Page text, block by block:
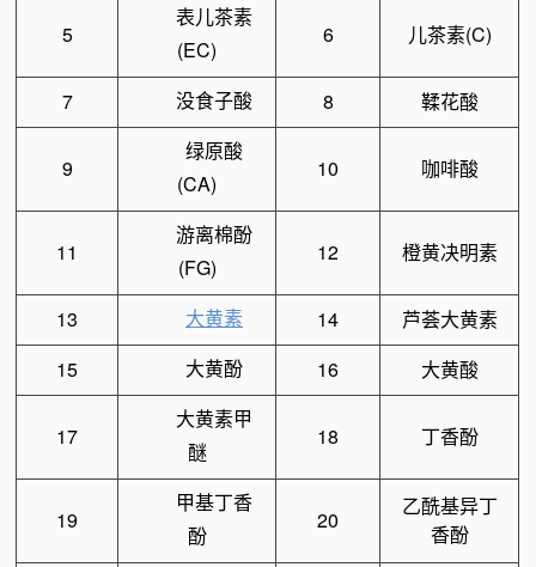
5
表儿茶素
(EC)
6 儿茶素(C)
7 没食子酸 8 鞣花酸
9
绿原酸
(CA)
10 咖啡酸
11
游离棉酚
(FG)
12 橙黄决明素
13 大黄素 14 芦荟大黄素
15
大黄酚 16 大黄酸
17
大黄素甲
醚
18 丁香酚
19
甲基丁香
酚
20
乙酰基异丁
香酚